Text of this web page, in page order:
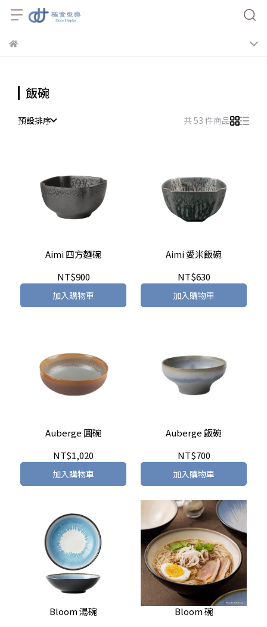
飯碗
預設排序 共 53 件商品
Aimi 四方麵碗
NT$900
加入購物車
Aimi 愛米飯碗
NT$630
加入購物車
Auberge 圓碗
NT$1,020
加入購物車
Auberge 飯碗
NT$700
加入購物車
Bloom 湯碗
Bloom 碗